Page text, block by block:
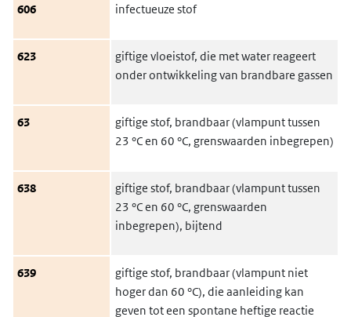
606 infectueuze stof
623
giftige vloeistof, die met water reageert
onder ontwikkeling van brandbare gassen
63
giftige stof, brandbaar (vlampunt tussen
23 °C en 60 °C, grenswaarden inbegrepen)
638
giftige stof, brandbaar (vlampunt tussen
23 °C en 60 °C, grenswaarden
inbegrepen), bijtend
639
giftige stof, brandbaar (vlampunt niet
hoger dan 60 °C), die aanleiding kan
geven tot een spontane heftige reactie